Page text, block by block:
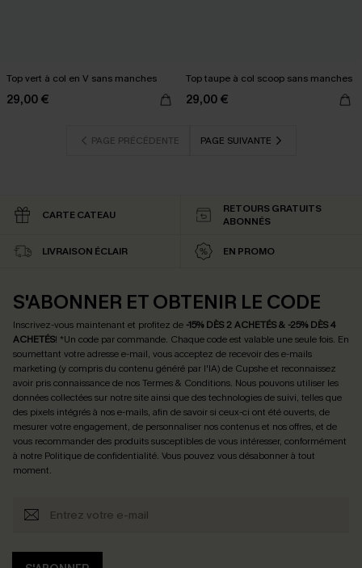
Top vert à col en V sans manches
29,00 €
Top taupe à col scoop sans manches
29,00 €
PAGE PRÉCÉDENTE PAGE SUIVANTE
CARTE CATEAU
RETOURS GRATUITS
ABONNÉS
LIVRAISON ÉCLAIR EN PROMO
S'ABONNER ET OBTENIR LE CODE
Inscrivez-vous maintenant et profitez de -15% DÈS 2 ACHETÉS & -25% DÈS 4
ACHETÉS! *Un code par commande. Chaque code est valable une seule fois. En
soumettant votre adresse e-mail, vous acceptez de recevoir des e-mails
marketing (y compris du contenu généré par l'IA) de Cupshe et reconnaissez
avoir pris connaissance de nosTermes & Conditions. Nous pouvons utiliser les
données collectées sur notre site ainsi que des technologies de suivi, telles que
des pixels intégrés à nos e-mails, afin de savoir si ceux-ci ont été ouverts, de
mesurer votre engagement, de personnaliser nos contenus et nos offres, et de
vous recommander des produits susceptibles de vous intéresser, conformément
à notre Politique de confidentialité. Vous pouvez vous désabonner à tout
moment.